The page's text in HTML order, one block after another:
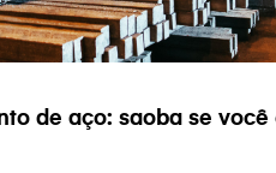
de aço: saoba se você